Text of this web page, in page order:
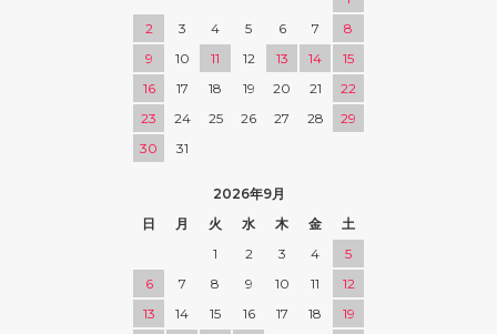
2
3 4 5 6 7
8
9
10 11 12 13 14
15
16
17 18 19 20 21
22
23
24 25 26 27 28
29
30
31
2026年9月
日
月 火 水 木 金
土
1
2 3 4
5
6
7 8 9 10 11
12
13
14 15 16 17 18
19